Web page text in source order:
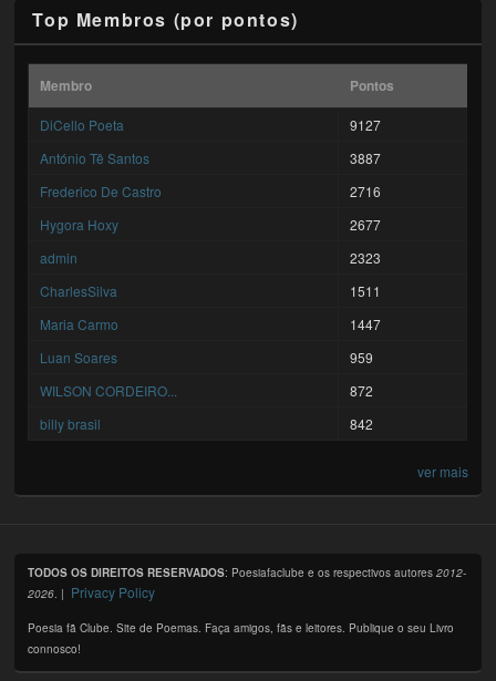
Top Membros (por pontos)
Membro Pontos
DiCello Poeta
9127
António Tê Santos
3887
Frederico De Castro
2716
Hygora Hoxy
2677
admin
2323
CharlesSilva
1511
Maria Carmo
1447
Luan Soares
959
WILSON CORDEIRO...
872
billy brasil
842
ver mais
TODOS OS DIREITOS RESERVADOS: Poesiafaclube e os respectivos autores2012-
2026. | Privacy Policy
Poesia fã Clube. Site de Poemas. Faça amigos, fãs e leitores. Publique o seu Livro
connosco!